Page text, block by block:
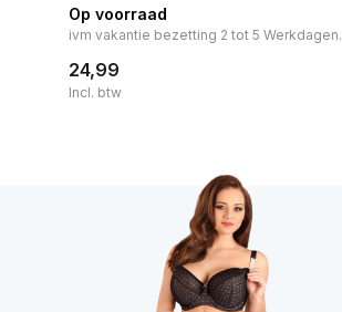
Op voorraad
ivm vakantie bezetting 2 tot 5 Werkdagen.
24,99
Incl. btw